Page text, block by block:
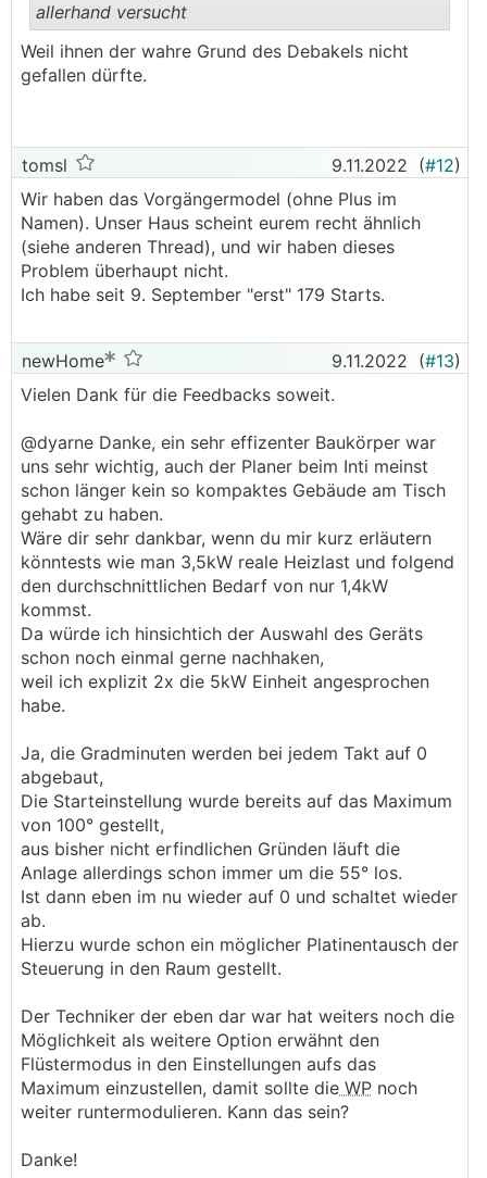
..
allerhand versucht
Weil ihnen der wahre Grund des Debakels nicht
gefallen dürfte.
tomsl 9.11.2022 (#12)
Wir haben das Vorgängermodel (ohne Plus im
Namen). Unser Haus scheint eurem recht ähnlich
(siehe anderen Thread), und wir haben dieses
Problem überhaupt nicht.
Ich habe seit 9. September "erst" 179 Starts.
newHome 9.11.2022 (#13)
Vielen Dank für die Feedbacks soweit.
@dyarne Danke, ein sehr effizenter Baukörper war
uns sehr wichtig, auch der Planer beim Inti meinst
schon länger kein so kompaktes Gebäude am Tisch
gehabt zu haben.
Wäre dir sehr dankbar, wenn du mir kurz erläutern
könntests wie man 3,5kW reale Heizlast und folgend
den durchschnittlichen Bedarf von nur 1,4kW
kommst.
Da würde ich hinsichtich der Auswahl des Geräts
schon noch einmal gerne nachhaken,
weil ich explizit 2x die 5kW Einheit angesprochen
habe.
Ja, die Gradminuten werden bei jedem Takt auf 0
abgebaut,
Die Starteinstellung wurde bereits auf das Maximum
von 100° gestellt,
aus bisher nicht erfindlichen Gründen läuft die
Anlage allerdings schon immer um die 55° los.
Ist dann eben im nu wieder auf 0 und schaltet wieder
ab.
Hierzu wurde schon ein möglicher Platinentausch der
Steuerung in den Raum gestellt.
Der Techniker der eben dar war hat weiters noch die
Möglichkeit als weitere Option erwähnt den
Flüstermodus in den Einstellungen aufs das
Maximum einzustellen, damit sollte die WP noch
weiter runtermodulieren. Kann das sein?
Danke!